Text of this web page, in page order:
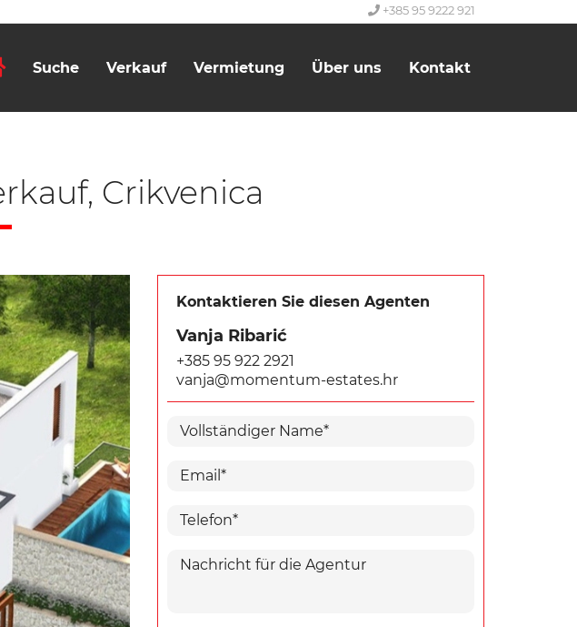
+385 95 9222 921
Suche Verkauf Vermietung Über uns Kontakt
Crikvenica
Kontaktieren Sie diesen Agenten
Vanja Ribarić
+385 95 922 2921
vanja@momentum-estates.hr